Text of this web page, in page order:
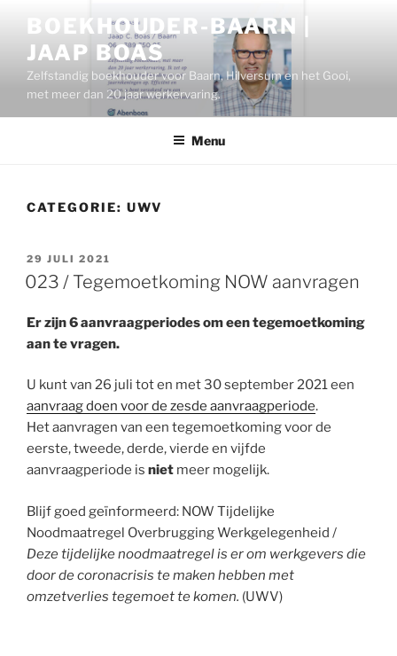
inhoud
BOEKHOUDER-BAARN |
JAAP BOAS
Zelfstandig boekhouder voor Baarn, Hilversum en het Gooi,
met meer dan 20 jaar werkervaring.
Menu
CATEGORIE: UWV
GEPLAATST
OP
29 JULI 2021
023 / Tegemoetkoming NOW aanvragen
Er zijn 6 aanvraagperiodes om een tegemoetkoming
aan te vragen.
U kunt van 26 juli tot en met 30 september 2021 een
aanvraag doen voor de zesde aanvraagperiode.
Het aanvragen van een tegemoetkoming voor de
eerste, tweede, derde, vierde en vijfde
aanvraagperiode is niet meer mogelijk.
Blijf goed geïnformeerd: NOW Tijdelijke
Noodmaatregel Overbrugging Werkgelegenheid /
Deze tijdelijke noodmaatregel is er om werkgevers die
door de coronacrisis te maken hebben met
omzetverlies tegemoet te komen. (UWV)